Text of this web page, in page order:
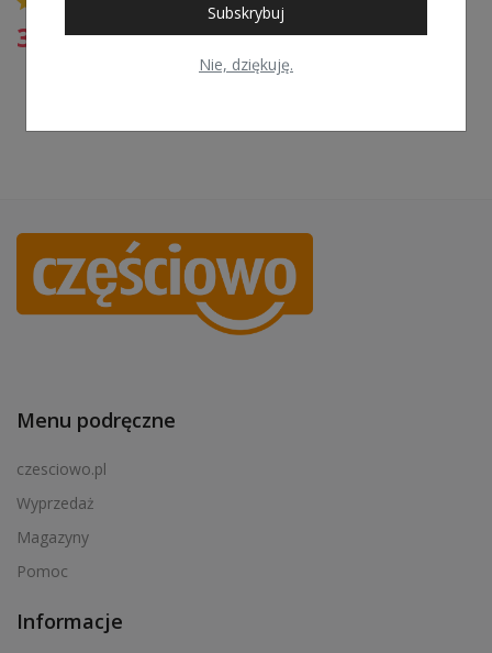
Subskrybuj
Nie, dziękuję.
32,99zł
Menu podręczne
czesciowo.pl
Wyprzedaż
Magazyny
Pomoc
Informacje